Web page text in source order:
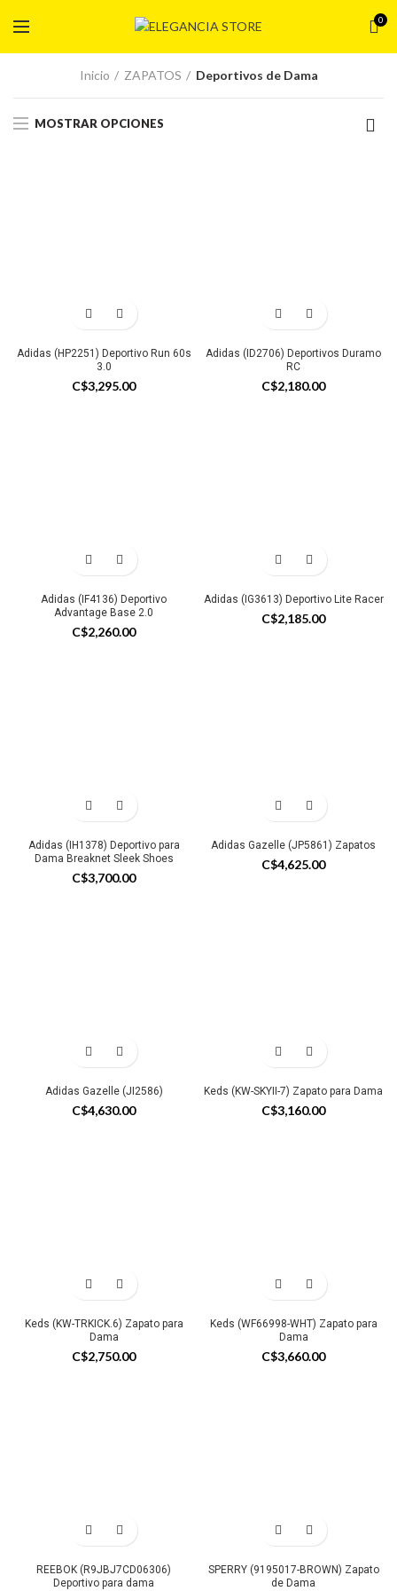
0
Inicio ZAPATOS Deportivos de Dama
MOSTRAR OPCIONES
Adidas (HP2251) Deportivo Run 60s
3.0
C$3,295.00
Adidas (ID2706) Deportivos Duramo
RC
C$2,180.00
Adidas (IF4136) Deportivo
Advantage Base 2.0
C$2,260.00
Adidas (IG3613) Deportivo Lite Racer
C$2,185.00
Adidas (IH1378) Deportivo para
Dama Breaknet Sleek Shoes
C$3,700.00
Adidas Gazelle (JP5861) Zapatos
C$4,625.00
Adidas Gazelle (JI2586)
C$4,630.00
Keds (KW-SKYII-7) Zapato para Dama
C$3,160.00
Keds (KW-TRKICK.6) Zapato para
Dama
C$2,750.00
Keds (WF66998-WHT) Zapato para
Dama
C$3,660.00
REEBOK (R9JBJ7CD06306)
Deportivo para dama
SPERRY (9195017-BROWN) Zapato
de Dama